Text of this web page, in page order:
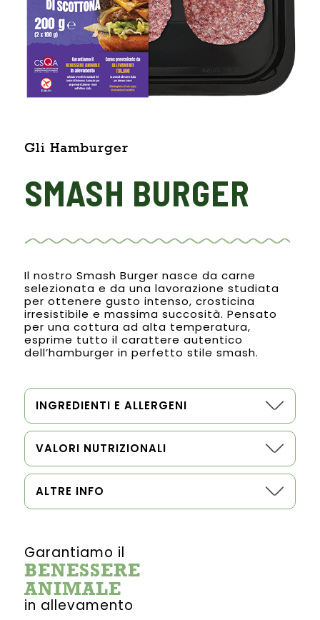
Gli Hamburger
SMASH BURGER
Il nostro Smash Burger nasce da carne
selezionata e da una lavorazione studiata
per ottenere gusto intenso, crosticina
irresistibile e massima succosità. Pensato
per una cottura ad alta temperatura,
esprime tutto il carattere autentico
dell’hamburger in perfetto stile smash.
INGREDIENTI E ALLERGENI
VALORI NUTRIZIONALI
ALTRE INFO
Garantiamo il
BENESSERE
ANIMALE
in allevamento